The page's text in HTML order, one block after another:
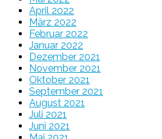
April 2022
März 2022
Februar 2022
Januar 2022
Dezember 2021
November 2021
Oktober 2021
September 2021
August 2021
Juli 2021
Juni 2021